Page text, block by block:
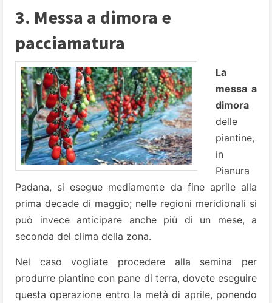
3. Messa a dimora e
pacciamatura
La
messa a
dimora
delle
piantine,
in
Pianura
Padana, si esegue mediamente da fine aprile alla
prima decade di maggio; nelle regioni meridionali si
può invece anticipare anche più di un mese, a
seconda del clima della zona.
Nel caso vogliate procedere alla semina per
produrre piantine con pane di terra, dovete eseguire
questa operazione entro la metà di aprile, ponendo